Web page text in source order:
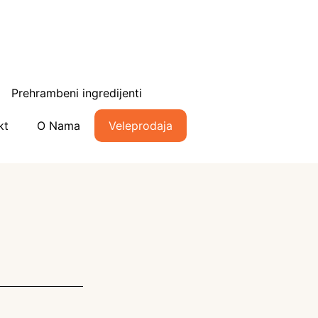
Prehrambeni ingredijenti
O Nama Veleprodaja